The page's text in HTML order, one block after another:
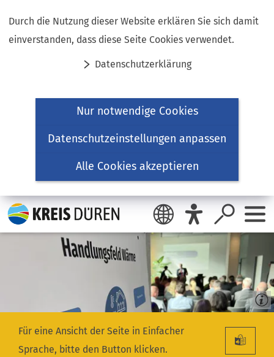
Durch die Nutzung dieser Website erklären Sie sich damit
einverstanden, dass diese Seite Cookies verwendet.
Datenschutzerklärung
Nur notwendige Cookies
Datenschutzeinstellungen anpassen
Alle Cookies akzeptieren
Inhalt anspringen
Für eine Ansicht der Seite in Einfacher
Sprache, bitte den Button klicken.